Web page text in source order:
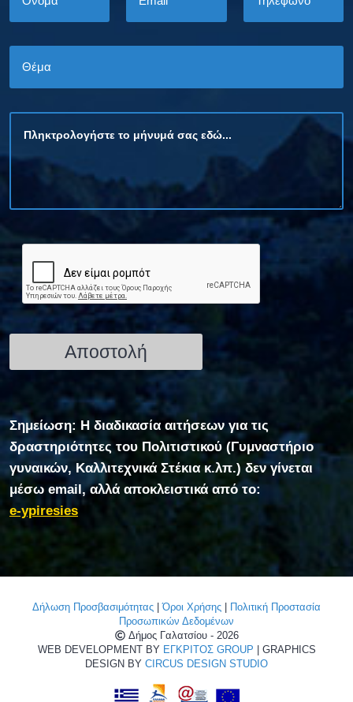
Σημείωση: Η διαδικασία αιτήσεων για τις
δραστηριότητες του Πολιτιστικού (Γυμναστήριο
γυναικών, Καλλιτεχνικά Στέκια κ.λπ.) δεν γίνεται
μέσω email, αλλά αποκλειστικά από το:
e-ypiresies
Δήλωση Προσβασιμότητας |Όροι Χρήσης
Πολιτική Προστασία
Προσωπικών Δεδομένων
Δήμος Γαλατσίου - 2026
WEB DEVELOPMENT BY ΕΓΚΡΙΤΟΣ GROUP | GRAPHICS
DESIGN BY CIRCUS DESIGN STUDIO